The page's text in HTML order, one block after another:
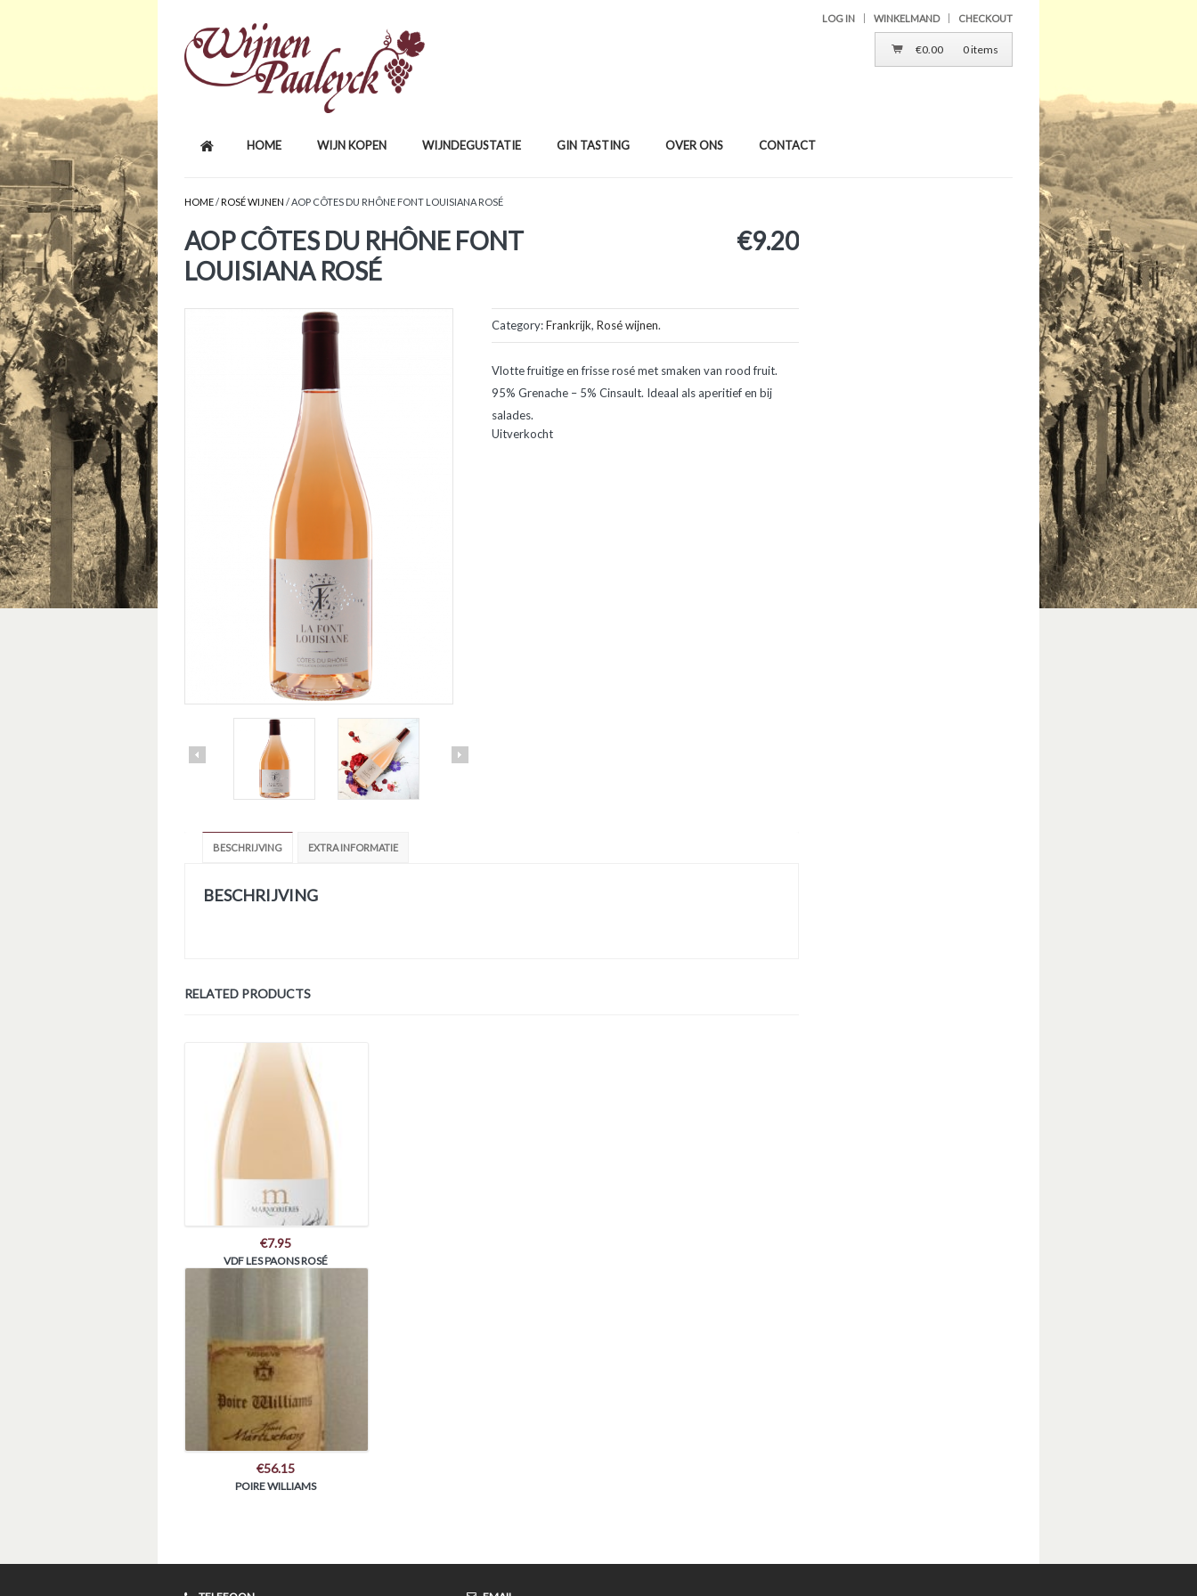
LOG IN WINKELMAND CHECKOUT
€0.00 0 items
HOME WIJN KOPEN WIJNDEGUSTATIE GIN TASTING OVER ONS CONTACT
HOME/ ROSÉ WIJNEN / AOP CÔTES DU RHÔNE FONT LOUISIANA ROSÉ
AOP CÔTES DU RHÔNE FONT
LOUISIANA ROSÉ
€9.20
Category:Frankrijk, Rosé wijnen.
Vlotte fruitige en frisse rosé met smaken van rood fruit.
95% Grenache – 5% Cinsault. Ideaal als aperitief en bij
salades.
Uitverkocht
BESCHRIJVING EXTRA INFORMATIE
BESCHRIJVING
RELATED PRODUCTS
€7.95
VDF LES PAONS ROSÉ
€56.15
POIRE WILLIAMS